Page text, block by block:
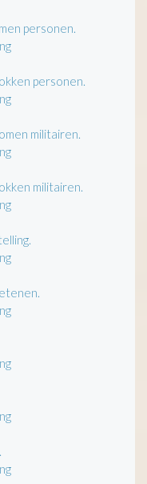
personen.
personen.
militairen.
militairen.